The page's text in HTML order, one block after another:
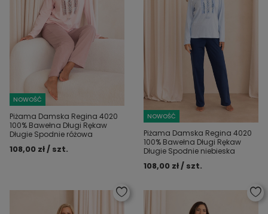
NOWOŚĆ
Piżama Damska Regina 4020
100% Bawełna Długi Rękaw
Długie Spodnie różowa
108,00 zł / szt.
NOWOŚĆ
Piżama Damska Regina 4020
100% Bawełna Długi Rękaw
Długie Spodnie niebieska
108,00 zł / szt.